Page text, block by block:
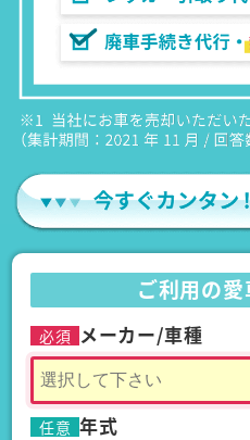
ご利用の
必須 メーカー/車種
任意 年式